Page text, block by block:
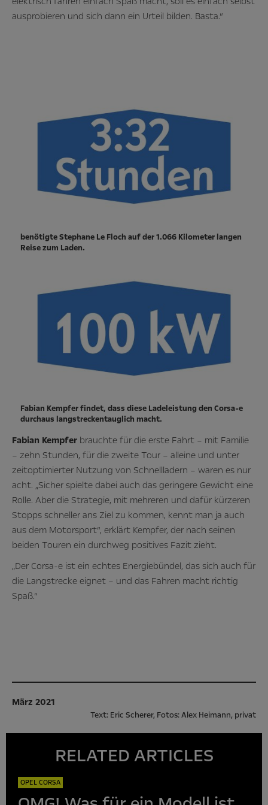
ausprobieren und sich dann ein Urteil bilden. Basta.“
benötigte Stephane Le Floch auf der 1.066 Kilometer langen
Reise zum Laden.
Fabian Kempfer findet, dass diese Ladeleistung den Corsa-e
durchaus langstreckentauglich macht.
Fabian Kempfer brauchte für die erste Fahrt – mit Familie
– zehn Stunden, für die zweite Tour – alleine und unter
zeitoptimierter Nutzung von Schnellladern – waren es nur
acht. „Sicher spielte dabei auch das geringere Gewicht eine
Rolle. Aber die Strategie, mit mehreren und dafür kürzeren
Stopps schneller ans Ziel zu kommen, kennt man ja auch
aus dem Motorsport“, erklärt Kempfer, der nach seinen
beiden Touren ein durchweg positives Fazit zieht.
„Der Corsa-e ist ein echtes Energiebündel, das sich auch für
die Langstrecke eignet – und das Fahren macht richtig
Spaß.“
März 2021
Text: Eric Scherer, Fotos: Alex Heimann, privat
RELATED ARTICLES
OPEL CORSA